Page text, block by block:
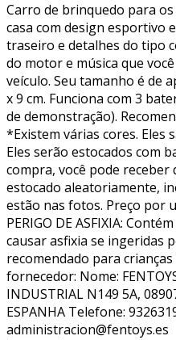
Carro de brinquedo para
casa com design esportivo
traseiro e detalhes do tipo
do motor e música que
veículo. Seu tamanho é de
x 9 cm. Funciona com 3
de demonstração).
*Existem várias cores. Eles
Eles serão estocados com
compra, você pode
estocado aleatoriamente,
estão nas fotos. Preço por
PERIGO DE ASFIXIA:
causar asfixia se ingeridas
recomendado para
fornecedor: Nome:
INDUSTRIAL N149 5A,
ESPANHA Telefone:
administracion@fentoys.es